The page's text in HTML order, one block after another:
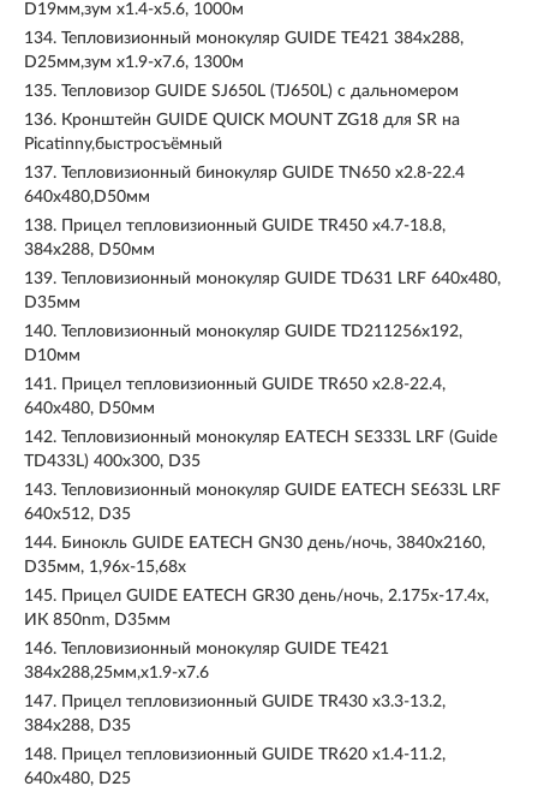
D19мм,зум x1.4-x5.6, 1000м
134. Тепловизионный монокуляр GUIDE TE421 384x288,
D25мм,зум x1.9-x7.6, 1300м
135. Тепловизор GUIDE SJ650L (TJ650L) с дальномером
136. Кронштейн GUIDE QUICK MOUNT ZG18 для SR на
Picatinny,быстросъёмный
137. Тепловизионный бинокуляр GUIDE TN650 x2.8-22.4
640х480,D50мм
138.
Прицел тепловизионный GUIDE TR450 x4.7-18.8,
384x288, D50мм
139. Тепловизионный монокуляр GUIDE TD631 LRF 640х480,
D35мм
140. Тепловизионный монокуляр GUIDE TD211256х192,
D10мм
141.
Прицел тепловизионный GUIDE TR650 x2.8-22.4,
640x480, D50мм
142. Тепловизионный монокуляр EATECH SE333L LRF (Guide
TD433L) 400х300, D35
143. Тепловизионный монокуляр GUIDE EATECH SE633L LRF
640х512, D35
144. Бинокль GUIDE EATECH GN30 день/ночь, 3840х2160,
D35мм, 1,96x-15,68х
145.
Прицел GUIDE EATECH GR30 день/ночь, 2.175х-17.4х,
ИК 850nm, D35мм
146. Тепловизионный монокуляр GUIDE TE421
384x288,25мм,x1.9-x7.6
147.
Прицел тепловизионный GUIDE TR430 x3.3-13.2,
384x288, D35
148.
Прицел тепловизионный GUIDE TR620 x1.4-11.2,
640x480, D25